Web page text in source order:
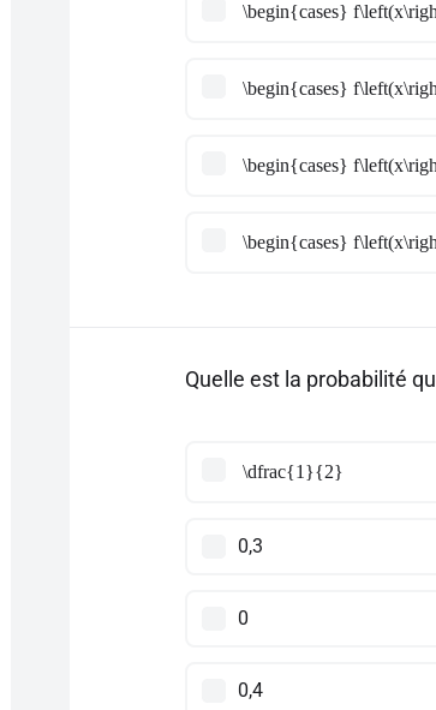
\begin{cases}
\begin{cases}
\begin{cases}
\begin{cases}
Quelle est la probabilité
\dfrac{1}{2}
0,3
0
0,4